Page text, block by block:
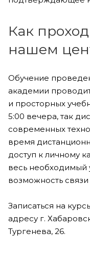
Как
нашем
Обучение
академии
и просторных
5:00 вечера, так
современных
время
доступ к личному
весь необходимый
возможность
Записаться на
адресу г.
Тургенева, 26.